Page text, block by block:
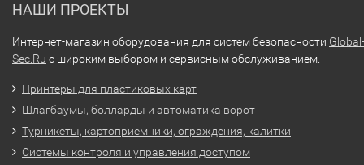
НАШИ ПРОЕКТЫ
Интернет-магазин оборудования для систем безопасности Global-
Sec.Ru с широким выбором и сервисным обслуживанием.
Принтеры для пластиковых карт
Шлагбаумы, болларды и автоматика ворот
Турникеты, картоприемники, ограждения, калитки
Системы контроля и управления доступом